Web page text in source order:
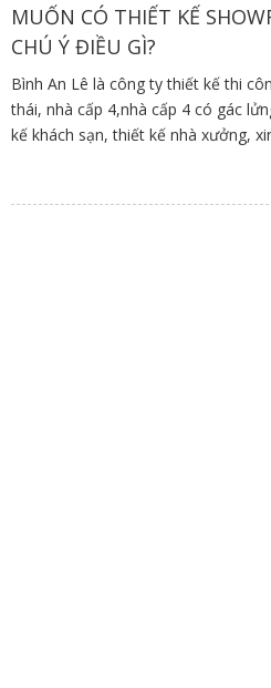
MUỐN CÓ THIẾT KẾ
CHÚ Ý ĐIỀU GÌ?
Bình An Lê là công ty thiết kế thi
thái, nhà cấp 4,nhà cấp 4 có gác
kế khách sạn, thiết kế nhà xưởng,
trên địa bàn các tỉnh Đồng Nai,